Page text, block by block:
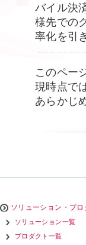
バイル決
様先での
率化を引
このペー
現時点で
あらかじ
ソリューション・プロ
ソリューション一覧
プロダクト一覧